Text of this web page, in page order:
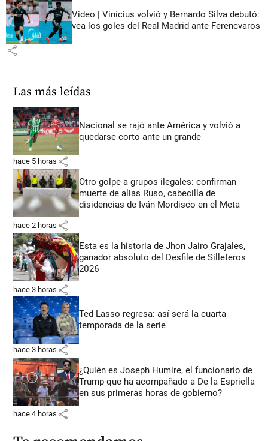
Video | Vinícius volvió y Bernardo Silva debutó:
vea los goles del Real Madrid ante Ferencvaros
share
Las más leídas
Nacional se rajó ante América y volvió a
quedarse corto ante un grande
hace 5 horas share
Otro golpe a grupos ilegales: confirman
muerte de alias Ruso, cabecilla de
disidencias de Iván Mordisco en el Meta
hace 2 horas share
Esta es la historia de Jhon Jairo Grajales,
ganador absoluto del Desfile de Silleteros
2026
hace 3 horas share
Ted Lasso regresa: así será la cuarta
temporada de la serie
hace 3 horas share
¿Quién es Joseph Humire, el funcionario de
Trump que ha acompañado a De la Espriella
en sus primeras horas de gobierno?
hace 4 horas share